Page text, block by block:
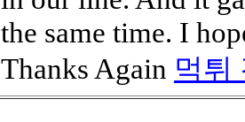
the same time. I
Thanks Again 먹튀